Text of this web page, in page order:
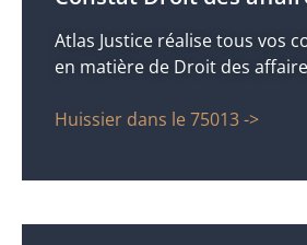
Atlas Justice réalise tous vos
en matière de Droit des
Huissier dans le 75013 ->